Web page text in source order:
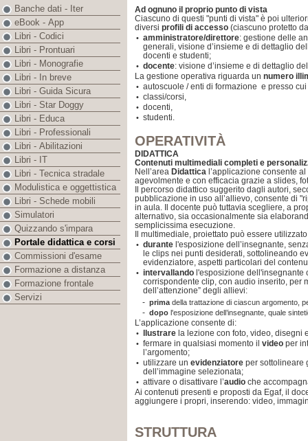
Ad ognuno il proprio punto di vista
Ciascuno di questi "punti di vista" è poi
diversi profili di accesso (ciascuno protetto
• amministratore/direttore: gestione delle
generali, visione d’insieme e di dettaglio
docenti e studenti;
• docente: visione d’insieme e di dettaglio
La gestione operativa riguarda un numero
• autoscuole / enti di formazione e presso
• classi/corsi,
• docenti,
• studenti.
OPERATIVITÀ
DIDATTICA
Contenuti multimediali completi e
Nell’area Didattica l’applicazione consente
agevolmente e con efficacia grazie a slides,
Il percorso didattico suggerito dagli autori,
pubblicazione in uso all’allievo, consente di
in aula. Il docente può tuttavia scegliere, a
alternativo, sia occasionalmente sia
semplicissima esecuzione.
Il multimediale, proiettato può essere
• durante l'esposizione dell’insegnante,
le clips nei punti desiderati, sottolineando
evidenziatore, aspetti particolari del
• intervallando l'esposizione dell'insegnante
corrispondente clip, con audio inserito, per
dell’attenzione” degli allievi:
- prima della trattazione di ciascun argomento,
- dopo l'esposizione dell’insegnante, quale
L’applicazione consente di:
• llustrare la lezione con foto, video, disegni
• fermare in qualsiasi momento il video per
l’argomento;
• utilizzare un evidenziatore per sottolineare
dell’immagine selezionata;
• attivare o disattivare l’audio che
Ai contenuti presenti e proposti da Egaf, il
aggiungere i propri, inserendo: video,
STRUTTURA
Banche dati - Iter
eBook - App
Libri - Codici
Libri - Prontuari
Libri - Monografie
Libri - In breve
Libri - Guida Sicura
Libri - Star Doggy
Libri - Educa
Libri - Professionali
Libri - Abilitazioni
Libri - IT
Libri - Tecnica stradale
Modulistica e oggettistica
Libri - Schede mobili
Simulatori
Quizzando s'impara
Portale didattica e corsi
Commissioni d'esame
Formazione a distanza
Formazione frontale
Servizi